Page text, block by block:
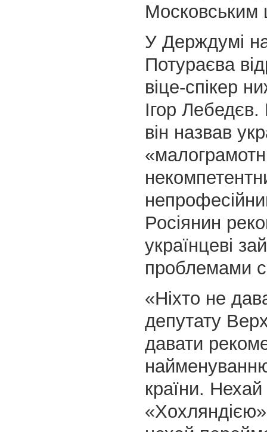
Московським
У Держдумі
Потураєва
віце-спікер
Ігор
він назвав
Росіянин
українцеві
проблемами
«Ніхто не
депутату
давати
країни.